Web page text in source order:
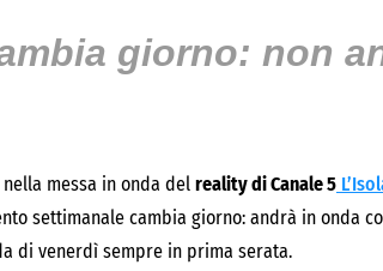
giorno: non
messa in onda del reality di Canale 5
settimanale cambia giorno: andrà in onda
di venerdì sempre in prima serata.